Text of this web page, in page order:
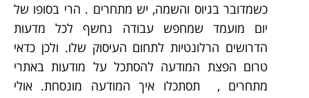
כשמדובר בגיוס והשמה, יש מתחרים . הרי בסופו של
יום מועמד שמחפש עבודה נחשף לכל מדעות
הדרושים הרלונטיות לתחום העיסוק שלו. ולכן כדאי
טרום הפצת המודעה להסתכל על מודעות באתרי
מתחרים , תסתכלו איך המודעה מונסחת. אולי